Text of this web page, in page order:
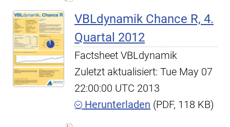
VBLdynamik Chance R, 4.
Quartal 2012
Factsheet VBLdynamik
Zuletzt aktualisiert: Tue May 07
22:00:00 UTC 2013
Herunterladen (PDF, 118 KB)